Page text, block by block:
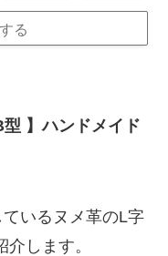
る
型 】ハンドメイド
いるヌメ革のL字
します。